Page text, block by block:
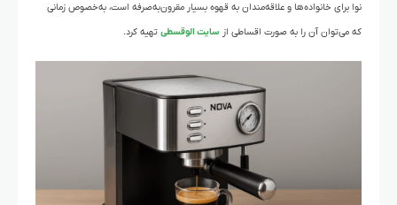
نوا برای خانواده‌ها و علاقه‌مندان به قهوه بسیار مقرون‌به‌صرفه است، به‌خصوص زمانی
که می‌توان آن را به صورت اقساطی از سایت الوقسطی تهیه کرد.